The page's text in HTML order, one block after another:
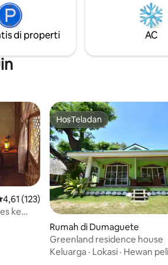
di properti AC
rata-rata 4,61 dari 5, 123 ulasan
4,61 (123)
ke
HosTeladan
HosTeladan
Rumah di Dumaguete
Greenland residence house
Keluarga · Lokasi · Hewan